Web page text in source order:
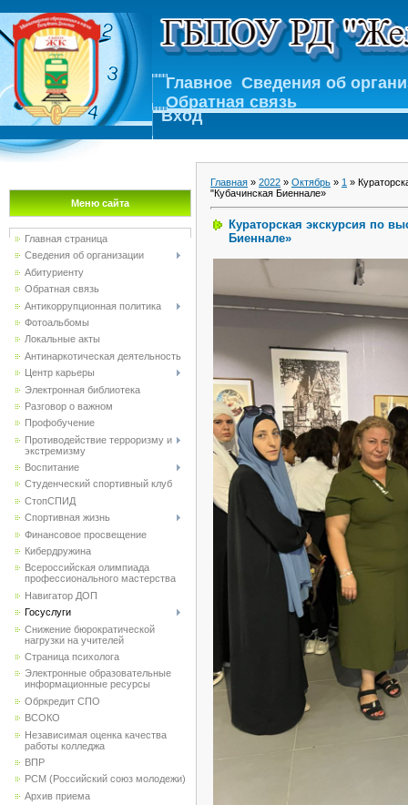
Главное Сведения об
Обратная связь
Вход
Меню сайта
Главная страница
Сведения об организации
Абитуриенту
Обратная связь
Антикоррупционная политика
Фотоальбомы
Локальные акты
Антинаркотическая деятельность
Центр карьеры
Электронная библиотека
Разговор о важном
Профобучение
Противодействие терроризму и
экстремизму
Воспитание
Студенческий спортивный клуб
CтопСПИД
Спортивная жизнь
Финансовое просвещение
Кибердружина
Всероссийская олимпиада
профессионального мастерства
Навигатор ДОП
Госуслуги
Снижение бюрократической
нагрузки на учителей
Страница психолога
Электронные образовательные
информационные ресурсы
Обркредит СПО
ВСОКО
Независимая оценка качества
работы колледжа
ВПР
РСМ (Российский союз молодежи)
Архив приема
Главная » 2022 » Октябрь » 1 »
"Кубачинская Биеннале»
Кураторская экскурсия по
Биеннале»